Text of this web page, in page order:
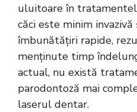
uluitoare în
căci este minim
îmbunătățiri rapide,
menținute timp
actual, nu există
parodontoză mai
laserul dentar.